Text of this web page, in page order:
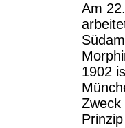
Am
1902
Zweck